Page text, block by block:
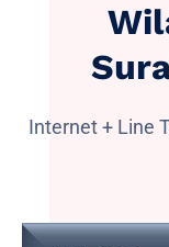
Internet + Line